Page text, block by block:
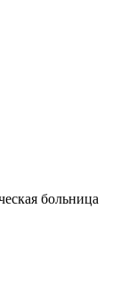
больница